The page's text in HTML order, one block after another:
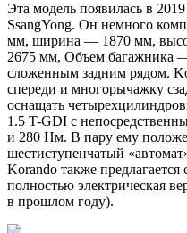
Эта модель появилась в
SsangYong. Он немного
мм, ширина — 1870 мм,
2675 мм, Объем багажника
сложенным задним рядом.
спереди и многорычажку
оснащать
1.5 T-GDI с
и 280 Нм. В пару ему
шестиступенчатый
Korando также
полностью электрическая
в прошлом году).